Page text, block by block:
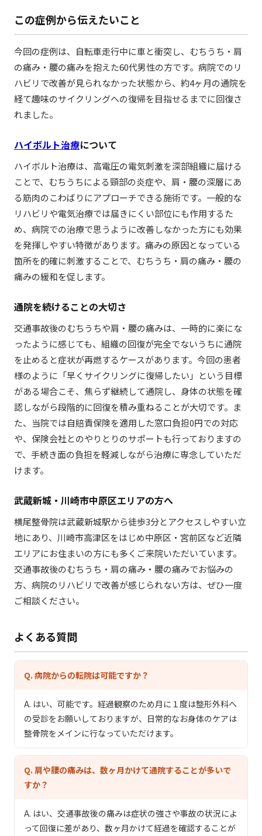
この症例から伝えたいこと
今回の症例は、自転車走行中に車と衝突し、むちうち・肩
の痛み・腰の痛みを抱えた60代男性の方です。病院でのリ
ハビリで改善が見られなかった状態から、約4ヶ月の通院を
経て趣味のサイクリングへの復帰を目指せるまでに回復さ
れました。
ハイボルト治療について
ハイボルト治療は、高電圧の電気刺激を深部組織に届ける
ことで、むちうちによる頸部の炎症や、肩・腰の深層にあ
る筋肉のこわばりにアプローチできる施術です。一般的な
リハビリや電気治療では届きにくい部位にも作用するた
め、病院での治療で思うように改善しなかった方にも効果
を発揮しやすい特徴があります。痛みの原因となっている
箇所を的確に刺激することで、むちうち・肩の痛み・腰の
痛みの緩和を促します。
通院を続けることの大切さ
交通事故後のむちうちや肩・腰の痛みは、一時的に楽にな
ったように感じても、組織の回復が完全でないうちに通院
を止めると症状が再燃するケースがあります。今回の患者
様のように「早くサイクリングに復帰したい」という目標
がある場合こそ、焦らず継続して通院し、身体の状態を確
認しながら段階的に回復を積み重ねることが大切です。ま
た、当院では自賠責保険を適用した窓口負担0円での対応
や、保険会社とのやりとりのサポートも行っておりますの
で、手続き面の負担を軽減しながら治療に専念していただ
けます。
武蔵新城・川崎市中原区エリアの方へ
横尾整骨院は武蔵新城駅から徒歩3分とアクセスしやすい立
地にあり、川崎市高津区をはじめ中原区・宮前区など近隣
エリアにお住まいの方にも多くご来院いただいています。
交通事故後のむちうち・肩の痛み・腰の痛みでお悩みの
方、病院のリハビリで改善が感じられない方は、ぜひ一度
ご相談ください。
よくある質問
Q. 病院からの転院は可能ですか？
A. はい、可能です。経過観察のため月に１度は整形外科へ
の受診をお願いしておりますが、日常的なお身体のケアは
整骨院をメインに行なっていただけます。
Q. 肩や腰の痛みは、数ヶ月かけて通院することが多いで
すか？
A. はい、交通事故後の痛みは症状の強さや事故の状況によ
って回復に差があり、数ヶ月かけて経過を確認することが